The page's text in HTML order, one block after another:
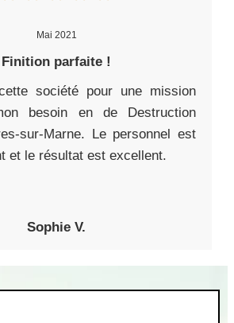
Mai 2021
Finition parfaite !
société pour une mission
besoin en de Destruction
sur-Marne. Le personnel est
et le résultat est excellent.
Sophie V.